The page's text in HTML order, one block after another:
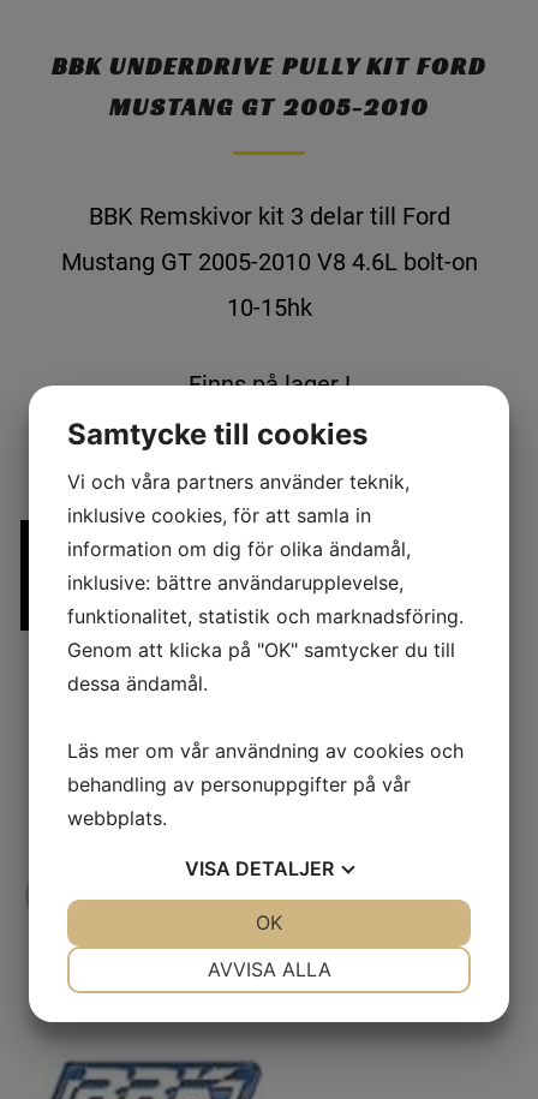
BBK UNDERDRIVE PULLY KIT FORD
MUSTANG GT 2005-2010
BBK Remskivor kit 3 delar till Ford
Mustang GT 2005-2010 V8 4.6L bolt-on
10-15hk
Finns på lager !
PRIS 5850 KR
036 71 56 29
Samtycke till cookies
Vi och våra partners använder teknik,
inklusive cookies, för att samla in
information om dig för olika ändamål,
inklusive: bättre användarupplevelse,
funktionalitet, statistik och marknadsföring.
Genom att klicka på "OK" samtycker du till
dessa ändamål.
Läs mer om vår användning av cookies och
behandling av personuppgifter på vår
webbplats.
VISA DETALJER
AVVISA ALLA
OK